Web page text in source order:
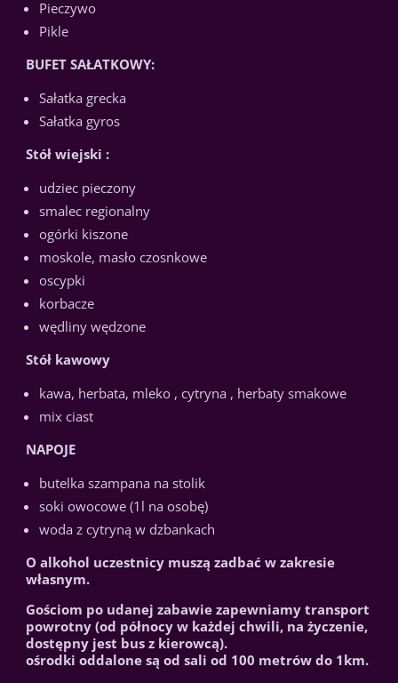
Pieczywo
Pikle
BUFET SAŁATKOWY:
Sałatka grecka
Sałatka gyros
Stół wiejski :
udziec pieczony
smalec regionalny
ogórki kiszone
moskole, masło czosnkowe
oscypki
korbacze
wędliny wędzone
Stół kawowy
kawa, herbata, mleko , cytryna , herbaty smakowe
mix ciast
NAPOJE
butelka szampana na stolik
soki owocowe (1l na osobę)
woda z cytryną w dzbankach
O alkohol uczestnicy muszą zadbać w zakresie
własnym.
Gościom po udanej zabawie zapewniamy transport
powrotny (od północy w każdej chwili, na życzenie,
dostępny jest bus z kierowcą).
ośrodki oddalone są od sali od 100 metrów do 1km.